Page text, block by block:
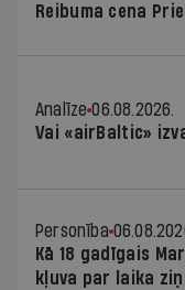
Reibuma cena
Analīze 06.08.2026.
Vai «airBaltic»
Personība
Kā 18 gadīgais
kļuva par laika